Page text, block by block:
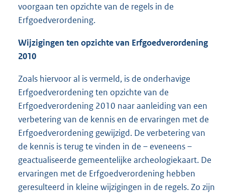
voorgaan ten opzichte van de regels in de
Erfgoedverordening.
Wijzigingen ten opzichte van Erfgoedverordening
2010
Zoals hiervoor al is vermeld, is de onderhavige
Erfgoedverordening ten opzichte van de
Erfgoedverordening 2010 naar aanleiding van een
verbetering van de kennis en de ervaringen met de
Erfgoedverordening gewijzigd. De verbetering van
de kennis is terug te vinden in de – eveneens –
geactualiseerde gemeentelijke archeologiekaart. De
ervaringen met de Erfgoedverordening hebben
geresulteerd in kleine wijzigingen in de regels. Zo zijn